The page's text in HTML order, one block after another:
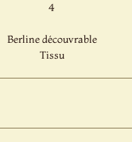
4
Berline découvrable
Tissu